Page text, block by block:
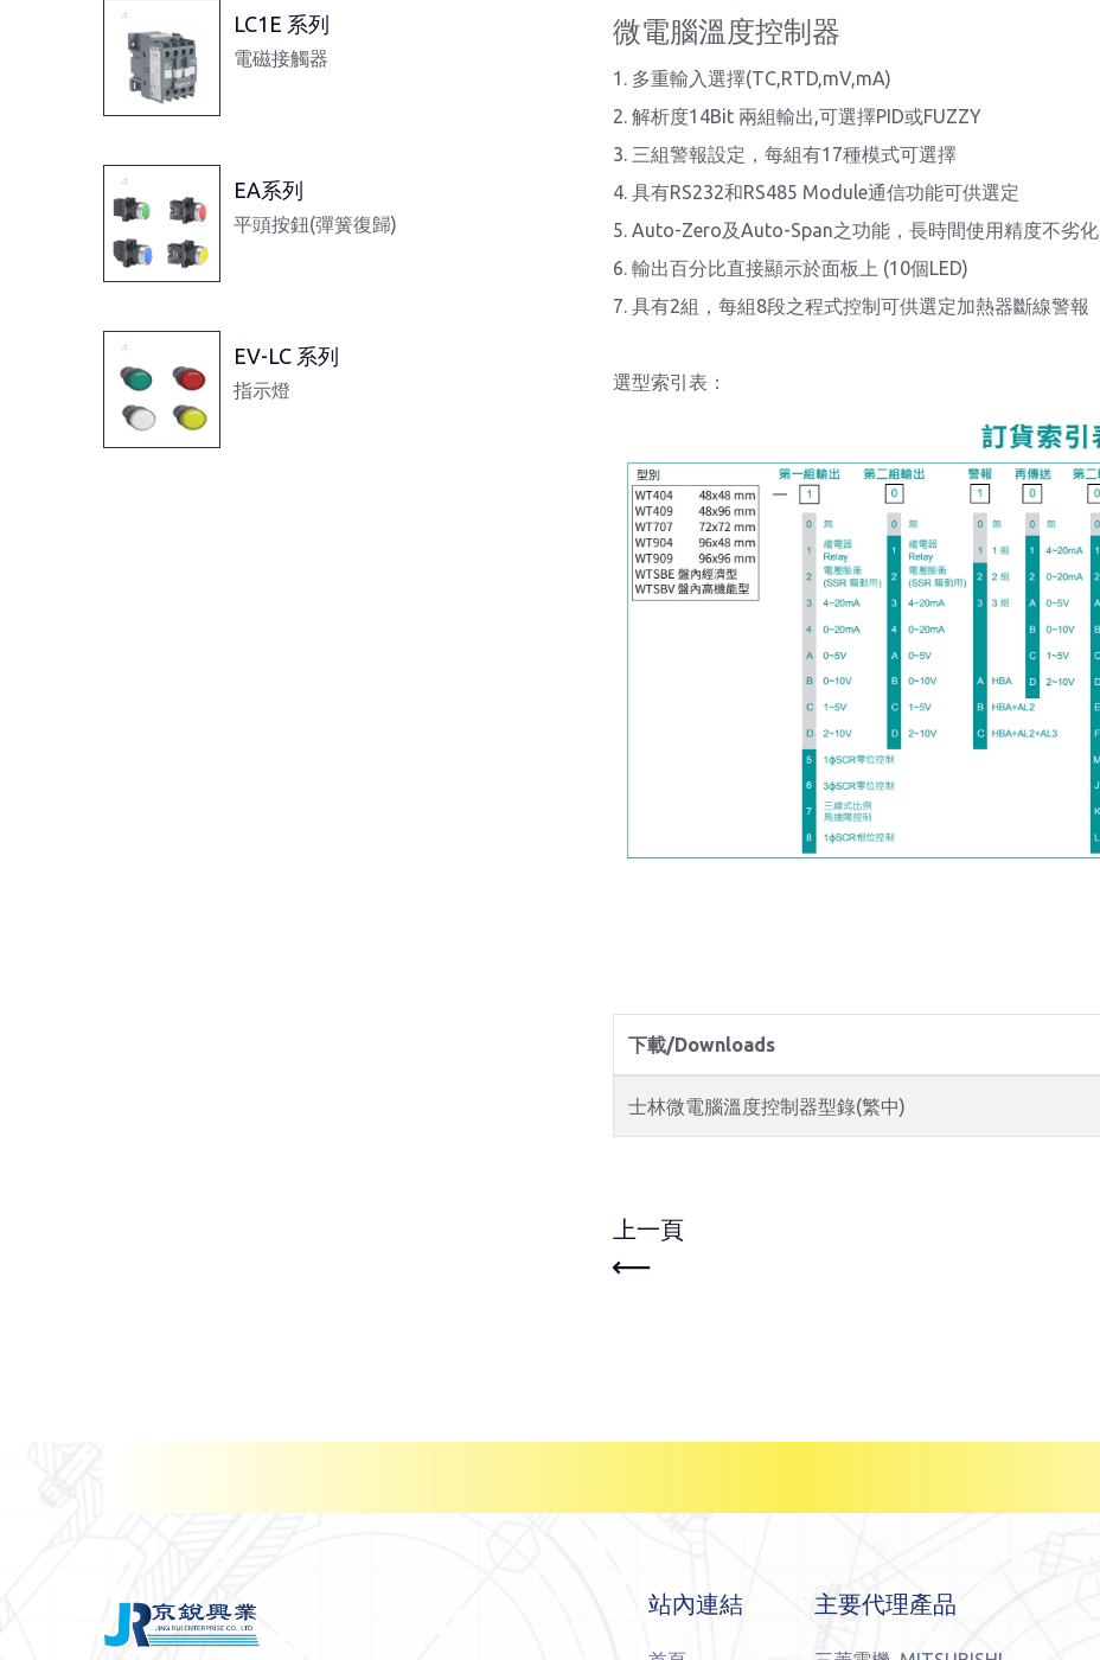
LC1E 系列
電磁接觸器
EA系列
平頭按鈕(彈簧復歸)
EV-LC 系列
指示燈
微電腦溫度控制器
1. 多重輸入選擇(TC,RTD,mV,mA)
2. 解析度14Bit 兩組輸出,可選擇PID或FUZZY
3. 三組警報設定，每組有17種模式可選擇
4. 具有RS232和RS485 Module通信功能可供選定
5. Auto-Zero及Auto-Span之功能，長時間使用精度不劣化
6. 輸出百分比直接顯示於面板上 (10個LED)
7. 具有2組，每組8段之程式控制可供選定加熱器斷線警報
選型索引表：
下載/Downloads
士林微電腦溫度控制器型錄(繁中)
上一頁
站內連結 主要代理產品